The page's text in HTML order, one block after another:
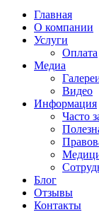
Главная
О компании
Услуги
Оплата
Медиа
Видео
Информация
Часто
Блог
Отзывы
Контакты